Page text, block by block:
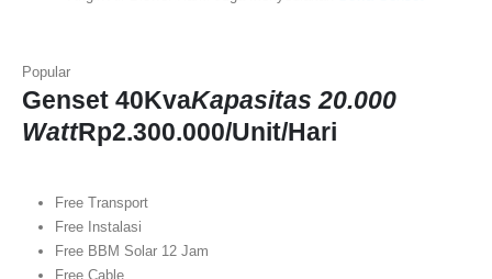
Popular
Genset 40KvaKapasitas 20.000
WattRp2.300.000/Unit/Hari
Free Transport
Free Instalasi
Free BBM Solar 12 Jam
Free Cable